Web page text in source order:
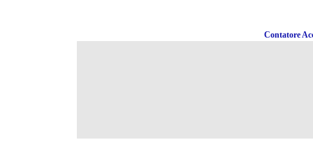
Contatore